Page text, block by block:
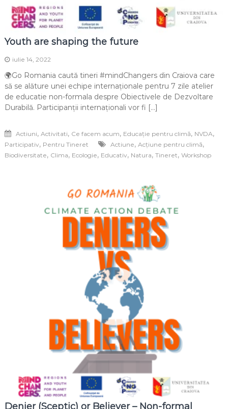
Youth are shaping the future
iulie 14, 2022
🌍Go Romania caută tineri #mindChangers din Craiova care
să se alăture unei echipe internaționale pentru 7 zile atelier
de educatie non-formala despre Obiectivele de Dezvoltare
Durabilă. Participanții internaționali vor fi […]
Actiuni, Activitati, Ce facem acum, Educație pentru climă, NVDA,
Participativ, Pentru Tineret Actiune, Acțiune pentru climă,
Biodiversitate, Clima, Ecologie, Educativ, Natura, Tineret, Workshop
Denier (Sceptic) or Believer – Non-formal